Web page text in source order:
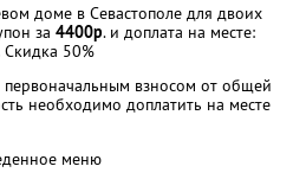
доме в Севастополе для двоих
за 4400р. и доплата на месте:
Скидка 50%
первоначальным взносом от общей
необходимо доплатить на месте
меню